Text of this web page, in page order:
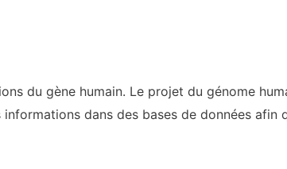
du gène humain. Le projet du génome
dans des bases de données afin